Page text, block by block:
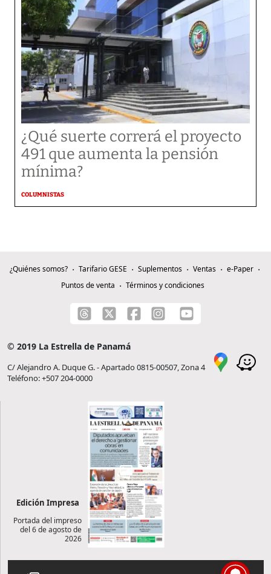
¿Qué suerte correrá el proyecto
491 que aumenta la pensión
mínima?
COLUMNISTAS
¿Quiénes somos? Tarifario GESE Suplementos Ventas
e-Paper
Puntos de venta
Términos y condiciones
© 2019 La Estrella de Panamá
C/ Alejandro A. Duque G. - Apartado 0815-00507, Zona 4
Teléfono: +507 204-0000
Edición Impresa
Portada del impreso
del 6 de agosto de
2026